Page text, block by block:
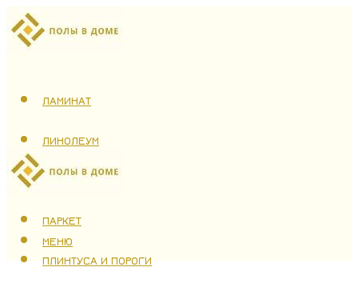
ЛАМИНАТ
ЛИНОЛЕУМ
ТЕПЛЫЙ ПОЛ
ПАРКЕТ
ПЛИНТУСА И ПОРОГИ
МЕНЮ